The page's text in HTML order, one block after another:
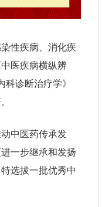
性疾病、消化疾
中医疾病横纵辨
科诊断治疗学》
中医药传承发
一步继承和发扬
选拔一批优秀中